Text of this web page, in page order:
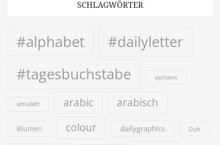
SCHLAGWÖRTER
#alphabet
#dailyletter
#tagesbuchstabe
alphabet
amulett arabic arabisch
Blumen colour dailygraphics Duft